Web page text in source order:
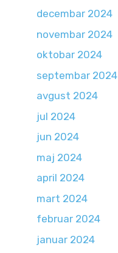
decembar 2024
novembar 2024
oktobar 2024
septembar 2024
avgust 2024
jul 2024
jun 2024
maj 2024
april 2024
mart 2024
februar 2024
januar 2024